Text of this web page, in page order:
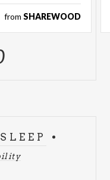
from SHAREWOOD